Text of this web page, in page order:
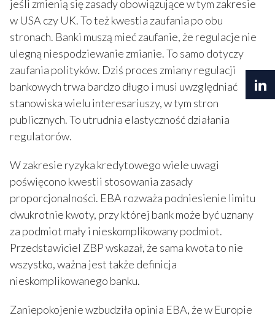
jeśli zmienią się zasady obowiązujące w tym zakresie
w USA czy UK. To też kwestia zaufania po obu
stronach. Banki muszą mieć zaufanie, że regulacje nie
ulegną niespodziewanie zmianie. To samo dotyczy
zaufania polityków. Dziś proces zmiany regulacji
bankowych trwa bardzo długo i musi uwzględniać
stanowiska wielu interesariuszy, w tym stron
publicznych. To utrudnia elastyczność działania
regulatorów.
W zakresie ryzyka kredytowego wiele uwagi
poświęcono kwestii stosowania zasady
proporcjonalności. EBA rozważa podniesienie limitu
dwukrotnie kwoty, przy której bank może być uznany
za podmiot mały i nieskomplikowany podmiot.
Przedstawiciel ZBP wskazał, że sama kwota to nie
wszystko, ważna jest także definicja
nieskomplikowanego banku.
Zaniepokojenie wzbudziła opinia EBA, że w Europie